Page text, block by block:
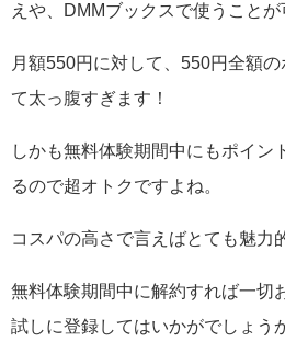
えや、DMMブックスで使うことが
月額550円に対して、550円全額
て太っ腹すぎます！
しかも無料体験期間中にもポイン
るので超オトクですよね。
コスパの高さで言えばとても魅力
無料体験期間中に解約すれば一切
試しに登録してはいかがでしょう